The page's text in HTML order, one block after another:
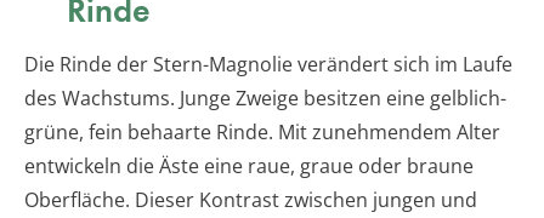
Rinde
Die Rinde der Stern-Magnolie verändert sich im Laufe
des Wachstums. Junge Zweige besitzen eine gelblich-
grüne, fein behaarte Rinde. Mit zunehmendem Alter
entwickeln die Äste eine raue, graue oder braune
Oberfläche. Dieser Kontrast zwischen jungen und